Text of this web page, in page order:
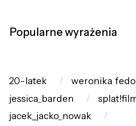
Popularne wyrażenia
20-latek
jessica_barden
jacek_jacko_nowak